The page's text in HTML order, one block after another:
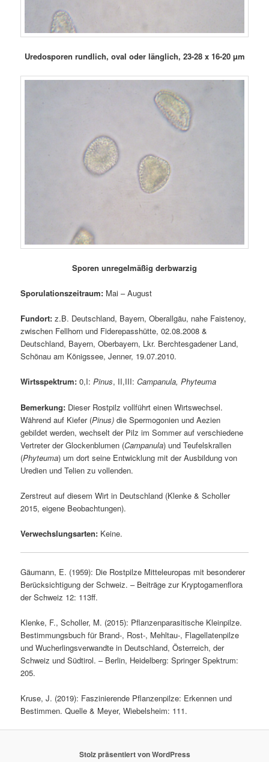
Uredosporen rundlich, oval oder länglich, 23-28 x 16-20 µm
Sporen unregelmäßig derbwarzig
Sporulationszeitraum: Mai – August
Fundort:z.B. Deutschland, Bayern, Oberallgäu, nahe Faistenoy,
zwischen Fellhorn und Fiderepasshütte, 02.08.2008 &
Deutschland, Bayern, Oberbayern, Lkr. Berchtesgadener Land,
Schönau am Königssee, Jenner, 19.07.2010.
Wirtsspektrum: 0,I:Pinus, II,III:Campanula, Phyteuma
Bemerkung: Dieser Rostpilz vollführt einen Wirtswechsel.
Während auf Kiefer (Pinus) die Spermogonien und Aezien
gebildet werden, wechselt der Pilz im Sommer auf verschiedene
Vertreter der Glockenblumen (Campanula) und Teufelskrallen
(Phyteuma) um dort seine Entwicklung mit der Ausbildung von
Uredien und Telien zu vollenden.
Zerstreut auf diesem Wirt in Deutschland (Klenke & Scholler
2015, eigene Beobachtungen).
Verwechslungsarten: Keine.
Gäumann, E. (1959): Die Rostpilze Mitteleuropas mit besonderer
Berücksichtigung der Schweiz. – Beiträge zur Kryptogamenflora
der Schweiz 12: 113ff.
Klenke, F., Scholler, M. (2015): Pflanzenparasitische Kleinpilze.
Bestimmungsbuch für Brand-, Rost-, Mehltau-, Flagellatenpilze
und Wucherlingsverwandte in Deutschland, Österreich, der
Schweiz und Südtirol. – Berlin, Heidelberg: Springer Spektrum:
205.
Kruse, J. (2019): Faszinierende Pflanzenpilze: Erkennen und
Bestimmen. Quelle & Meyer, Wiebelsheim: 111.
Stolz präsentiert von WordPress